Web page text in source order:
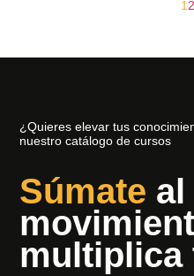
1 2
¿Quieres elevar tus
nuestro catálogo de cursos
Súmate al
multiplica